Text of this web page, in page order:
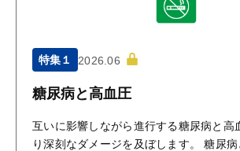
特集１ 2026.06
糖尿病と高血圧
互いに影響しながら進行する糖尿病と高
り深刻なダメージを及ぼします。 糖尿